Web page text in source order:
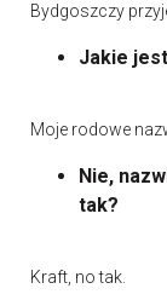
Bydgoszczy
Jakie
Moje rodowe
Nie,
tak?
Kraft, no tak.